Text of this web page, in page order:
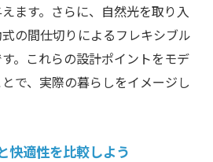
ます。さらに、自然光を取り入
の間仕切りによるフレキシブル
。これらの設計ポイントをモデ
で、実際の暮らしをイメージし
快適性を比較しよう